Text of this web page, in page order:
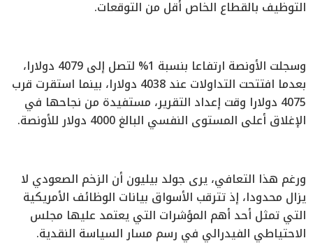
التوظيف بالقطاع الخاص أقل من التوقعات.
وسجلت الأونصة ارتفاعا بنسبة 1% لتصل إلى 4079 دولارا،
بعدما افتتحت التداولات عند 4038 دولارا، بينما استقرت قرب
4075 دولارا وقت إعداد التقرير، مستفيدة من نجاحها في
الإغلاق أعلى المستوى النفسي البالغ 4000 دولار للأونصة.
ورغم هذا التعافي، يرى جولد بيليون أن الزخم الصعودي لا
يزال محدودا، إذ تترقب الأسواق بيانات الوظائف الأمريكية
التي تمثل أحد أهم المؤشرات التي يعتمد عليها مجلس
الاحتياطي الفيدرالي في رسم مسار السياسة النقدية.